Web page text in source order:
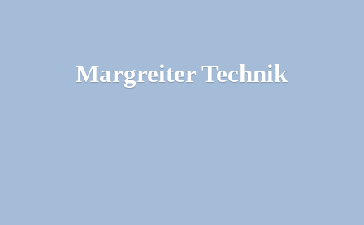
Margreiter Technik